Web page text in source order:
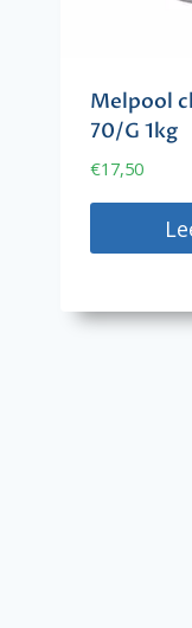
Melpool
70/G 1kg
€17,50